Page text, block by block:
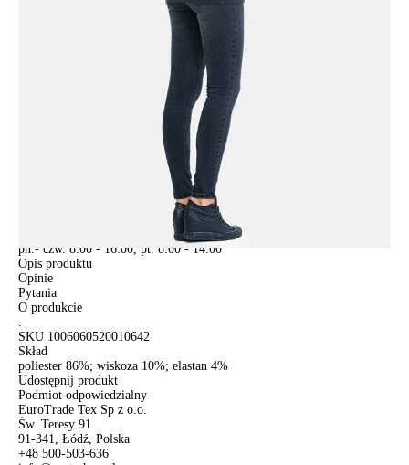
DODAJ DO KOSZYKA
POWIADOM MNIE O DOSTĘPNOŚCI
ПОЛУЧИТЬ ПО EMAIL
czas dostawy: 1-2 dni robocze
darmowa od 50 zł
czas dostawy: 1-2 dni robocze
w sklepie Conte (Łodz)
pn.- czw. 8:00 - 16:00, pt. 8:00 - 14:00
Opis produktu
Opinie
Pytania
O produkcie
.
SKU 1006060520010642
Skład
poliester 86%; wiskoza 10%; elastan 4%
Udostępnij produkt
Podmiot odpowiedzialny
EuroTrade Tex Sp z o.o.
Św. Teresy 91
91-341, Łódź, Polska
+48 500-503-636